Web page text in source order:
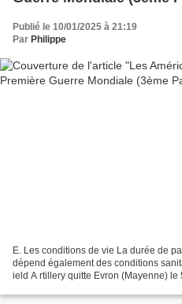
Publié le 10/01/2025 à 21:19
Par Philippe
E. Les conditions de vie La durée de
dépend également des conditions
ield A rtillery quitte Evron (Mayenne)